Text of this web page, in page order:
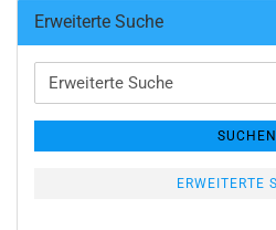
Erweiterte Suche
Erweiterte
Suche
SUCHEN
ERWEITERTE